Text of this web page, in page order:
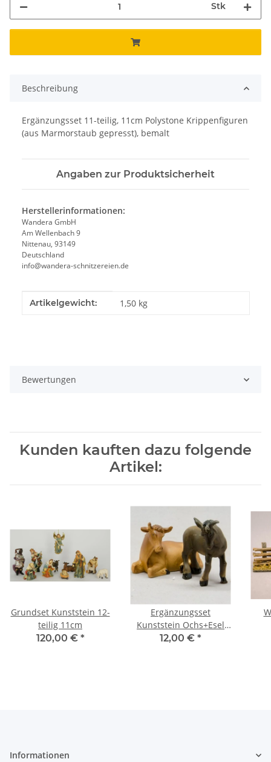
Stk
Beschreibung
Ergänzungsset 11-teilig, 11cm Polystone Krippenfiguren
(aus Marmorstaub gepresst), bemalt
Angaben zur Produktsicherheit
Herstellerinformationen:
Wandera GmbH
Am Wellenbach 9
Nittenau, 93149
Deutschland
info@wandera-schnitzereien.de
Produkteigenschaft
Wert
Artikelgewicht: 1,50 kg
Bewertungen
Kunden kauften dazu folgende
Artikel:
Grundset Kunststein 12-
teilig 11cm
120,00 € *
Ergänzungsset
Kunststein Ochs+Esel
11cm
12,00 € *
Informationen